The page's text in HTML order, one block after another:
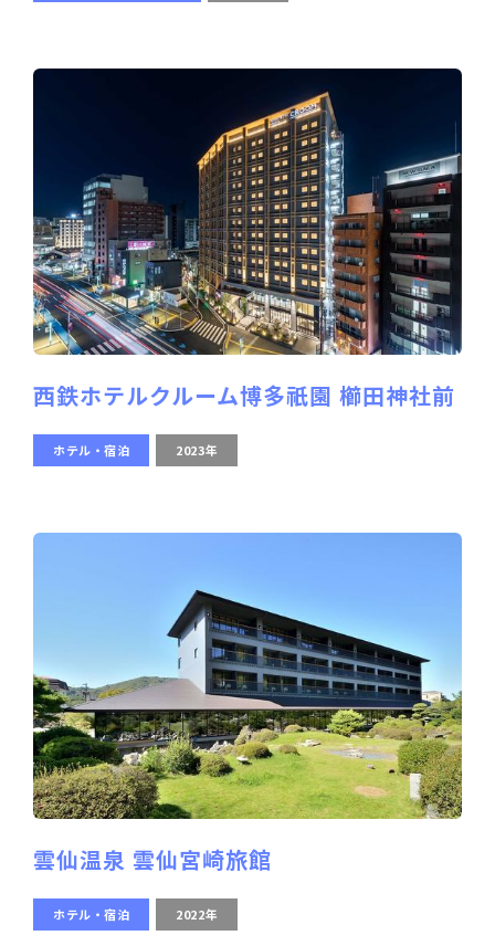
西鉄ホテルクルーム博多祇園 櫛田神社前
ホテル・宿泊 2023年
雲仙温泉 雲仙宮崎旅館
ホテル・宿泊 2022年